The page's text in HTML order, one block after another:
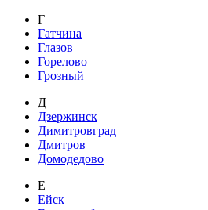
Г
Гатчина
Глазов
Горелово
Грозный
Д
Дзержинск
Димитровград
Дмитров
Домодедово
Е
Ейск